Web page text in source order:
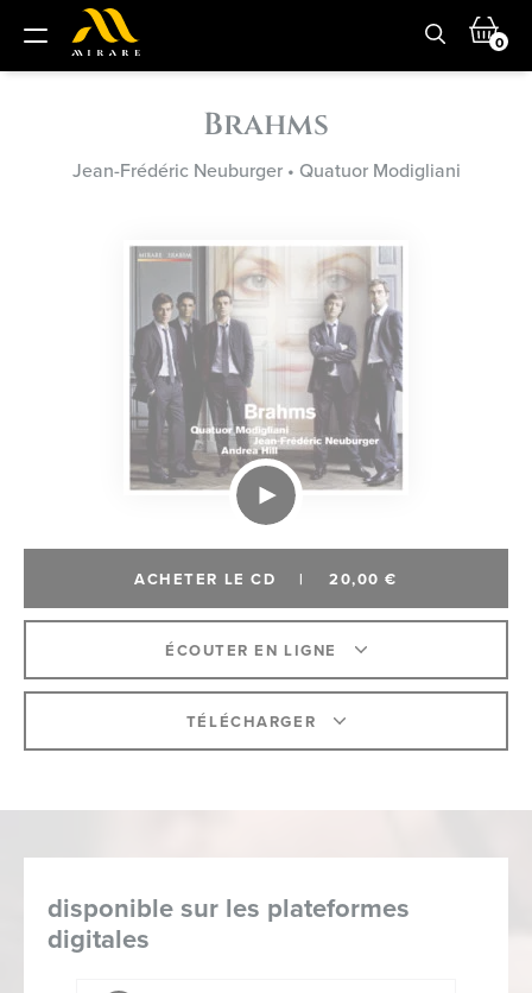
0
Brahms
Jean-Frédéric Neuburger• Quatuor Modigliani
ACHETER LE CD | 20,00 €
ÉCOUTER EN LIGNE
TÉLÉCHARGER
disponible sur les plateformes
digitales